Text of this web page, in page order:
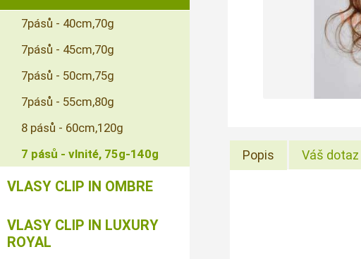
Popis Váš dotaz
7pásů - 40cm,70g
7pásů - 45cm,70g
7pásů - 50cm,75g
7pásů - 55cm,80g
8 pásů - 60cm,120g
7 pásů - vlnité, 75g-140g
VLASY CLIP IN OMBRE
VLASY CLIP IN LUXURY
ROYAL